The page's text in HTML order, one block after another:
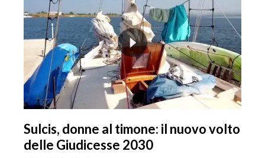
Sulcis, donne al timone: il nuovo volto
delle Giudicesse 2030